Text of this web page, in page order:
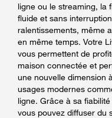
ligne ou le streaming, la
fluide et sans
ralentissements, même
en même temps. Votre
vous permettent de
maison connectée et
une nouvelle dimension
usages modernes
ligne. Grâce à sa
vous pouvez diffuser du